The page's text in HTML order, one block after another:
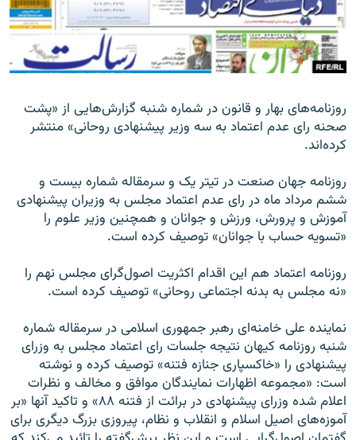
روزنامه‌های بهار و قانون در شماره شنبه گزارش‌هایی از «پشت
صحنه رای عدم اعتماد به سه وزیر پیشنهادی روحانی» منتشر
کرده‌اند.
روزنامه جهان صنعت در تیتر یک و سرمقاله شماره بیست و
ششم مرداد ماه در رای عدم اعتماد مجلس به وزیران پیشنهادی
آموزش و پرورش، ورزش و جوانان و همچنین وزیر علوم را
«تسویه حساب با جوانان» توصیف کرده است.
روزنامه اعتماد هم این اقدام اکثریت اصول‌گرای مجلس نهم را
«نه مجلس به بدنه اجتماعی روحانی» توصیف کرده است.
نماینده علی خامنه‌ای رهبر جمهوری اسلامی در سرمقاله شماره
شنبه روزنامه کیهان نتیجه جلسات رای اعتماد مجلس به وزرای
پیشنهادی را «خاکسپاری جنازه فتنه» توصیف کرده و نوشته
است: «مجموعه اظهارات نمایندگان موافق و مخالف و نظرات
اعلام شده وزرای پیشنهادی در برائت از فتنه ۸۸» و تاکید آنها «بر
آموزه‌های اصیل اسلام و انقلاب و نظام، پیروزی بزرگ دیگری برای